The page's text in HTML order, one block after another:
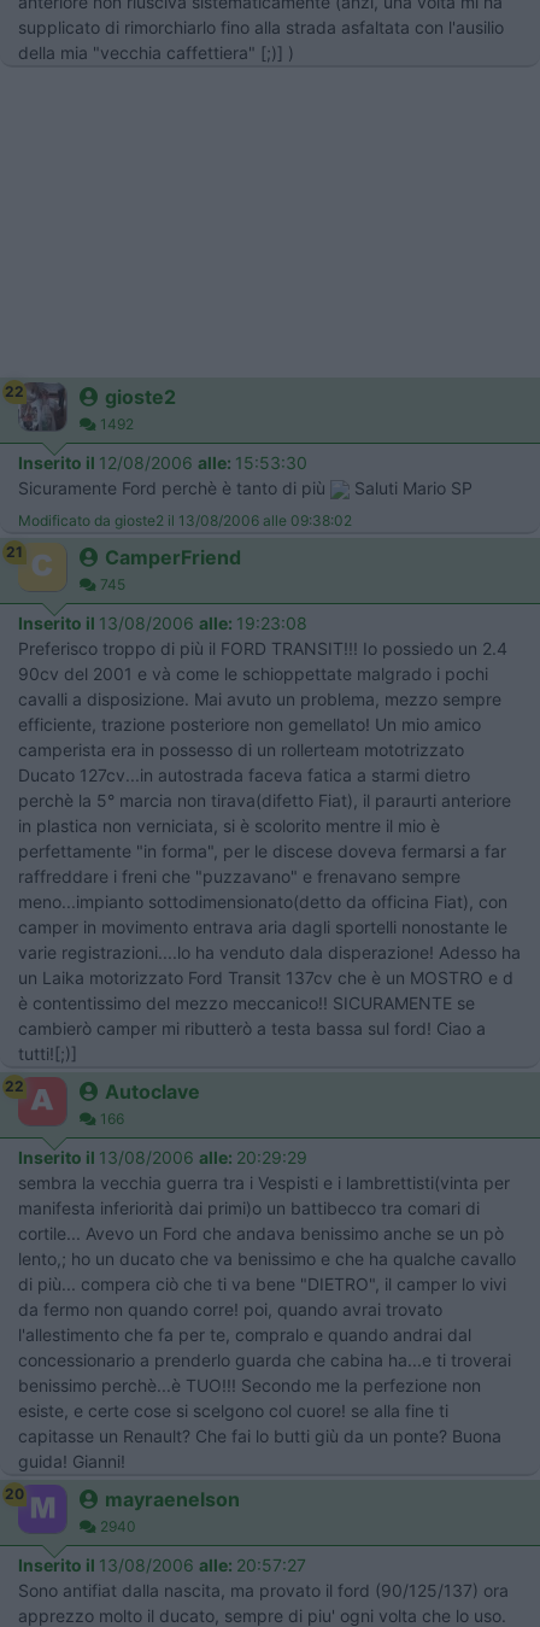
supplicato di rimorchiarlo fino alla strada asfaltata con l'ausilio
della mia "vecchia caffettiera" [;)] )
22 gioste2
1492
Inserito il 12/08/2006 alle: 15:53:30
Sicuramente Ford perchè è tanto di più
Saluti Mario SP
Modificato da gioste2 il 13/08/2006 alle 09:38:02
21
CamperFriend
745
Inserito il 13/08/2006 alle: 19:23:08
Preferisco troppo di più il FORD TRANSIT!!! Io possiedo un 2.4
90cv del 2001 e và come le schioppettate malgrado i pochi
cavalli a disposizione. Mai avuto un problema, mezzo sempre
efficiente, trazione posteriore non gemellato! Un mio amico
camperista era in possesso di un rollerteam mototrizzato
Ducato 127cv...in autostrada faceva fatica a starmi dietro
perchè la 5° marcia non tirava(difetto Fiat), il paraurti anteriore
in plastica non verniciata, si è scolorito mentre il mio è
perfettamente "in forma", per le discese doveva fermarsi a far
raffreddare i freni che "puzzavano" e frenavano sempre
meno...impianto sottodimensionato(detto da officina Fiat), con
camper in movimento entrava aria dagli sportelli nonostante le
varie registrazioni....lo ha venduto dala disperazione! Adesso ha
un Laika motorizzato Ford Transit 137cv che è un MOSTRO e d
è contentissimo del mezzo meccanico!! SICURAMENTE se
cambierò camper mi ributterò a testa bassa sul ford! Ciao a
tutti![;)]
22 Autoclave
166
Inserito il 13/08/2006 alle: 20:29:29
sembra la vecchia guerra tra i Vespisti e i lambrettisti(vinta per
manifesta inferiorità dai primi)o un battibecco tra comari di
cortile... Avevo un Ford che andava benissimo anche se un pò
lento,; ho un ducato che va benissimo e che ha qualche cavallo
di più... compera ciò che ti va bene "DIETRO", il camper lo vivi
da fermo non quando corre! poi, quando avrai trovato
l'allestimento che fa per te, compralo e quando andrai dal
concessionario a prenderlo guarda che cabina ha...e ti troverai
benissimo perchè...è TUO!!! Secondo me la perfezione non
esiste, e certe cose si scelgono col cuore! se alla fine ti
capitasse un Renault? Che fai lo butti giù da un ponte? Buona
guida! Gianni!
20 mayraenelson
2940
Inserito il 13/08/2006 alle: 20:57:27
Sono antifiat dalla nascita, ma provato il ford (90/125/137) ora
apprezzo molto il ducato, sempre di piu' ogni volta che lo uso.